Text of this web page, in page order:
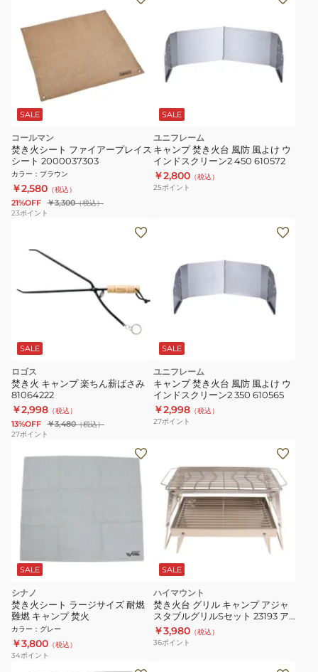
SALE
コールマン
焚き火シート ファイアープレイス
シート 2000037303
カラー ： ブラウン
￥2,580 （税込）
21%OFF ￥3,300（税込）
23ポイント
SALE
ユニフレーム
キャンプ 焚き火台 風防 風よけ ウ
インドスクリーン2 450 610572
￥2,800 （税込）
25ポイント
SALE
ロゴス
焚き火 キャンプ 楽ちん薪ばさみ
81064222
￥2,998 （税込）
13%OFF ￥3,480（税込）
27ポイント
SALE
ユニフレーム
キャンプ 焚き火台 風防 風よけ ウ
インドスクリーン2 350 610565
￥2,998 （税込）
27ポイント
SALE
シナノ
焚き火シート ラージサイズ 耐燃
難燃 キャンプ 焚火
カラー ： グレー
￥3,800 （税込）
34ポイント
SALE
ハイマウント
焚き火台 グリル キャンプ アジャ
スタブルグリルSセット 23193 ア
ウトドア BBQ バーベキュー
￥3,980 （税込）
36ポイント